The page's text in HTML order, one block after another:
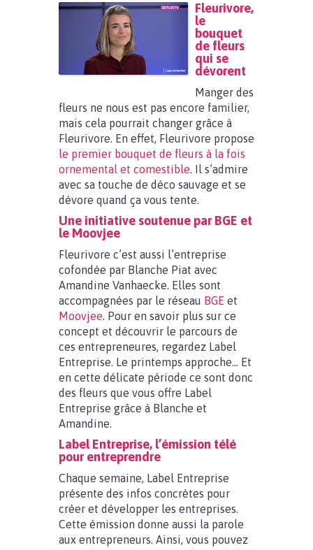
Fleurivore,
le
bouquet
de fleurs
qui se
dévorent
Manger des
fleurs ne nous est pas encore familier,
mais cela pourrait changer grâce à
Fleurivore. En effet, Fleurivore propose
le premier bouquet de fleurs à la fois
ornemental et comestible. Il s’admire
avec sa touche de déco sauvage et se
dévore quand ça vous tente.
Une initiative soutenue par BGE et
le Moovjee
Fleurivore c’est aussi l’entreprise
cofondée par Blanche Piat avec
Amandine Vanhaecke. Elles sont
accompagnées par le réseau BGE et
Moovjee. Pour en savoir plus sur ce
concept et découvrir le parcours de
ces entrepreneures, regardez Label
Entreprise. Le printemps approche… Et
en cette délicate période ce sont donc
des fleurs que vous offre Label
Entreprise grâce à Blanche et
Amandine.
Label Entreprise, l’émission télé
pour entreprendre
Chaque semaine, Label Entreprise
présente des infos concrètes pour
créer et développer les entreprises.
Cette émission donne aussi la parole
aux entrepreneurs. Ainsi, vous pouvez